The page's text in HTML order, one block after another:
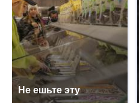
Не ешьте эту